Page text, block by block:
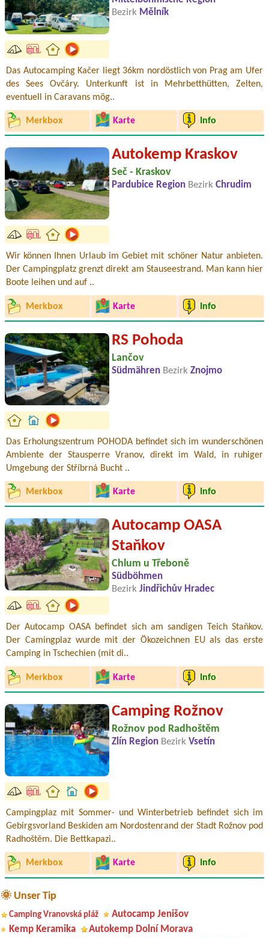
Bezirk Mělník
Das Autocamping Kačer liegt 36km nordöstlich von Prag am Ufer
des Sees Ovčáry. Unterkunft ist in Mehrbetthütten, Zelten,
eventuell in Caravans mög..
Merkbox Karte Info
Autokemp Kraskov
Seč - Kraskov
Pardubice Region Bezirk Chrudim
Wir können Ihnen Urlaub im Gebiet mit schöner Natur anbieten.
Der Campingplatz grenzt direkt am Stauseestrand. Man kann hier
Boote leihen und auf ..
Merkbox Karte Info
RS Pohoda
Lančov
Südmähren Bezirk Znojmo
Das Erholungszentrum POHODA befindet sich im wunderschönen
Ambiente der Stausperre Vranov, direkt im Wald, in ruhiger
Umgebung der Stříbrná Bucht ..
Merkbox Karte Info
Autocamp OASA
Staňkov
Chlum u Třeboně
Südböhmen
Bezirk Jindřichův Hradec
Der Autocamp OASA befindet sich am sandigen Teich Staňkov.
Der Camingplaz wurde mit der Ökozeichnen EU als das erste
Camping in Tschechien (mit di..
Merkbox Karte Info
Camping Rožnov
Rožnov pod Radhoštěm
Zlín Region Bezirk Vsetín
Campingplaz mit Sommer- und Winterbetrieb befindet sich im
Gebirgsvorland Beskiden am Nordostenrand der Stadt Rožnov pod
Radhoštěm. Die Bettkapazi..
Merkbox Karte Info
🌞 Unser Tip
Camping Vranovská pláž
Autocamp Jenišov
Kemp Keramika
Autokemp Dolní Morava